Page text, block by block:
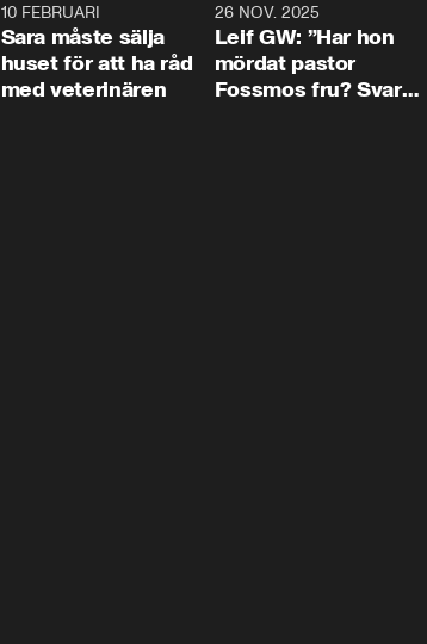
10 FEBRUARI
Sara måste sälja
huset för att ha råd
med veterinären
26 NOV. 2025
Leif GW: ”Har hon
mördat pastor
Fossmos fru? Svar